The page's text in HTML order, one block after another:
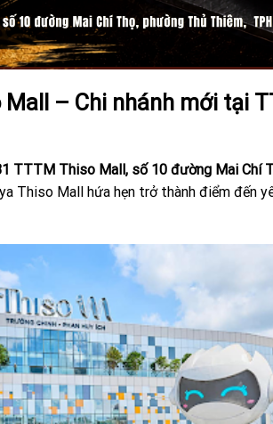
Mall – Chi nhánh mới tại
TTTM Thiso Mall, số 10 đường Mai Chí
Thiso Mall hứa hẹn trở thành điểm đến